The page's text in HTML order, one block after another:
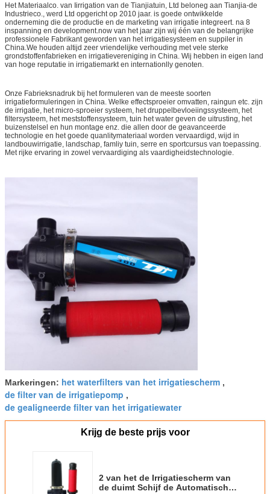
Het Materiaalco. van Iirrigation van de Tianjiatuin, Ltd beloneg aan Tianjia-de
Industrieco., werd Ltd opgericht op 2010 jaar. is goede ontwikkelde
onderneming die de productie en de marketing van irrigatie integreert. na 8
inspanning en development.now van het jaar zijn wij één van de belangrijke
professionele Fabrikant geworden van het irrigatiesysteem en suppiler in
China.We houden altijd zeer vriendelijke verhouding met vele sterke
grondstoffenfabrieken en irrigatievereniging in China. Wij hebben in eigen land
van hoge reputatie in irrigatiemarkt en internationlly genoten.
Onze Fabrieksnadruk bij het formuleren van de meeste soorten
irrigatieformuleringen in China. Welke effectsproeier omvatten, raingun etc. zijn
de irrigatie, het micro-sproeier systeem, het druppelbevloeiingssysteem, het
filtersysteem, het meststoffensysteem, tuin het water geven de uitrusting, het
buizenstelsel en hun montage enz. die allen door de geavanceerde
technologie en het goede quanlitymateriaal worden vervaardigd, wijd in
landbouwirrigatie, landschap, famliy tuin, serre en sportcursus van toepassing.
Met rijke ervaring in zowel vervaardiging als vaardigheidstechnologie.
Markeringen: het waterfilters van het irrigatiescherm ,
de filter van de irrigatiepomp ,
de gealigneerde filter van het irrigatiewater
Krijg de beste prijs voor
2 van het de Irrigatiescherm van
de duimt Schijf de Automatische